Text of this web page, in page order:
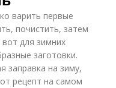
варить первые
почистить, затем
для зимних
заготовки.
заправка на зиму,
рецепт на самом